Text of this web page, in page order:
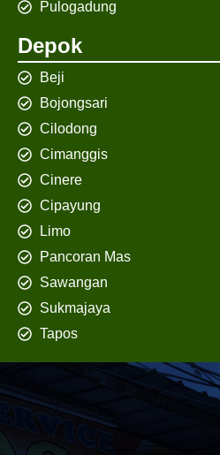
Pulogadung
Depok
Beji
Bojongsari
Cilodong
Cimanggis
Cinere
Cipayung
Limo
Pancoran Mas
Sawangan
Sukmajaya
Tapos